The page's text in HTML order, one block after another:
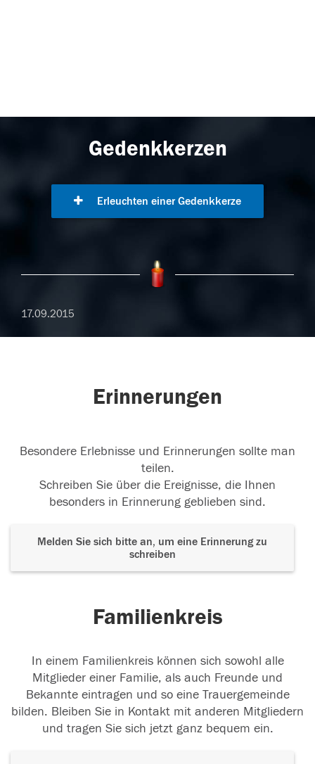
Gedenkkerzen
Erleuchten einer Gedenkkerze
17.09.2015
Erinnerungen
Besondere Erlebnisse und Erinnerungen sollte man
teilen.
Schreiben Sie über die Ereignisse, die Ihnen
besonders in Erinnerung geblieben sind.
Melden Sie sich bitte an, um eine Erinnerung zu
schreiben
Familienkreis
In einem Familienkreis können sich sowohl alle
Mitglieder einer Familie, als auch Freunde und
Bekannte eintragen und so eine Trauergemeinde
bilden. Bleiben Sie in Kontakt mit anderen Mitgliedern
und tragen Sie sich jetzt ganz bequem ein.